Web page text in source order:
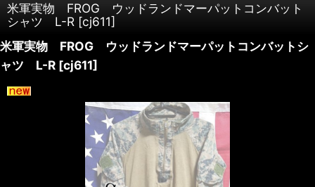
米軍実物 FROG ウッドランドマーパットコンバット
シャツ L-R [cj611]
米軍実物 FROG ウッドランドマーパットコンバットシ
ャツ L-R [cj611]